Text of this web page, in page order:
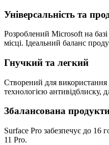
Універсальність та
Розроблений Microsoft на
місці. Ідеальний баланс
Гнучкий та легкий
Створений для
технологією антивідблиску,
Збалансована
Surface Pro забезпечує до 16
11 Pro.